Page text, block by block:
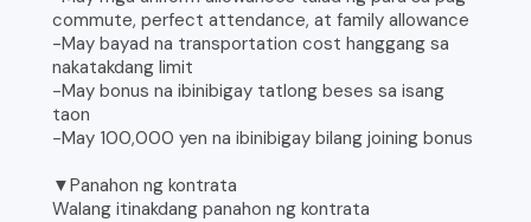
commute, perfect attendance, at family allowance
-May bayad na transportation cost hanggang sa
nakatakdang limit
-May bonus na ibinibigay tatlong beses sa isang
taon
-May 100,000 yen na ibinibigay bilang joining bonus
▼Panahon ng kontrata
Walang itinakdang panahon ng kontrata